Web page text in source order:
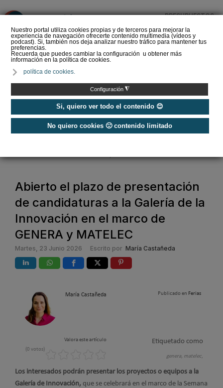
Nuestro portal utiliza cookies propias y de terceros para mejorar la
experiencia de navegación ofrecerte contenido multimedia (vídeos y
podcast). Si, también nos deja analizar nuestro tráfico para mantener tus
preferencias.
Recuerda que puedes cambiar la configuración u obtener más
información en la política de cookies.
política de cookies.
Configuración ◮
Si, quiero ver todo el contenido 😊
No quiero cookies 🙁 contenido limitado
PRESUPUESTOS
2027 renovando su
apuesta por la constr…
Ferias / Ferias
/
Abierto el plazo de presentación
de candidaturas a la Galería de la
Innovación en el marco de
GENERA y MATELEC
Martes, 23 Junio 2026 Escrito por María Castañeda
María Castañeda Publicado en Ferias
Valora este artículo
(0 votos)
Etiquetado como
genera, matelec,
Los interesados podrán presentar los proyectos o equipos a la
Galería de Innovación, que se celebrará en el marco de la Semana